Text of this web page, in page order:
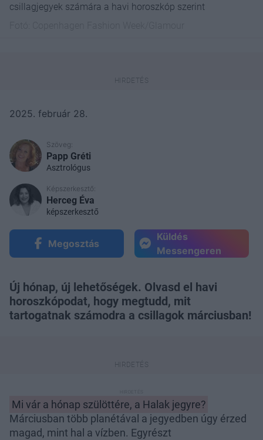
csillagjegyek számára a havi horoszkóp szerint
2025. február 28.
Szöveg:
Papp Gréti
Asztrológus
Képszerkesztő:
Herceg Éva
képszerkesztő
Megosztás
Küldés
Messengeren
Új hónap, új lehetőségek. Olvasd el havi
horoszkópodat, hogy megtudd, mit
tartogatnak számodra a csillagok márciusban!
Mi vár a hónap szülöttére, a Halak jegyre?
Márciusban több planétával a jegyedben úgy érzed
magad, mint hal a vízben. Egyrészt